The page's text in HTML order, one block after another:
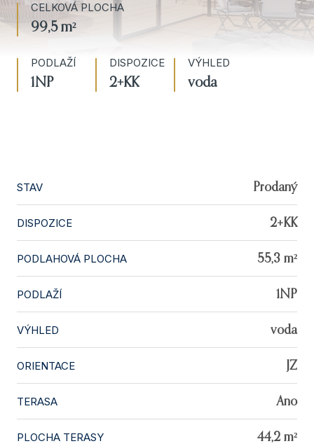
O NÁS
KONTAKT
CELKOVÁ PLOCHA
99,5 m²
PODLAŽÍ
1NP
DISPOZICE
2+KK
VÝHLED
voda
STAV Prodaný
DISPOZICE 2+KK
PODLAHOVÁ PLOCHA 55,3 m²
PODLAŽÍ 1NP
VÝHLED voda
ORIENTACE JZ
TERASA Ano
PLOCHA TERASY 44,2 m²